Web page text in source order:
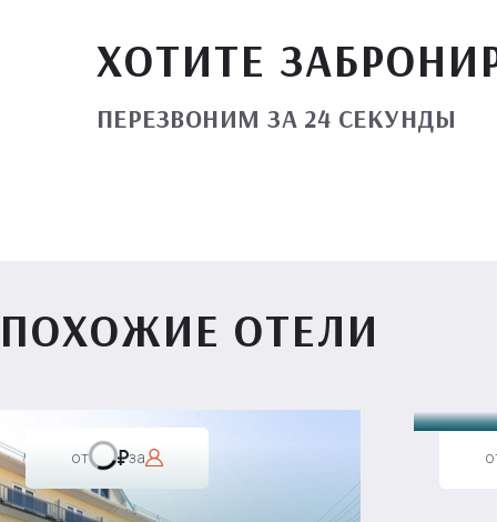
ХОТИТЕ
ПЕРЕЗВОНИМ ЗА 24 СЕКУНДЫ
ПОХОЖИЕ ОТЕЛИ
от за